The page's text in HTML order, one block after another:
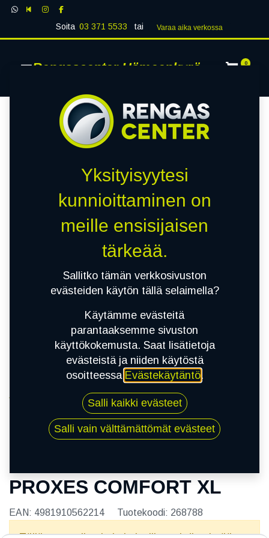
Soita 03 371 5533 tai Varaa aika verk​​​​ossa
Rengascenter Hämeenkyrö 0
195/55R16 91V TOYO PROXES COMFORT XL
PROXES COMFORT XL
EAN: 4981910562214 Tuotekoodi: 268788
Yksityisyytesi
kunnioittaminen on
meille ensisijaisen
tärkeää.
Sallitko tämän verkkosivuston
evästeiden käytön tällä selaimella?
Käytämme evästeitä
parantaaksemme sivuston
käyttökokemusta. Saat lisätietoja
evästeistä ja niiden käytöstä
osoitteessa Evästekäytäntö.
Salli kaikki evästeet
Salli vain välttämättömät evästeet